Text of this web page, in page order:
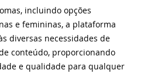
incluindo opções
e femininas, a plataforma
diversas necessidades de
conteúdo, proporcionando
e qualidade para qualquer